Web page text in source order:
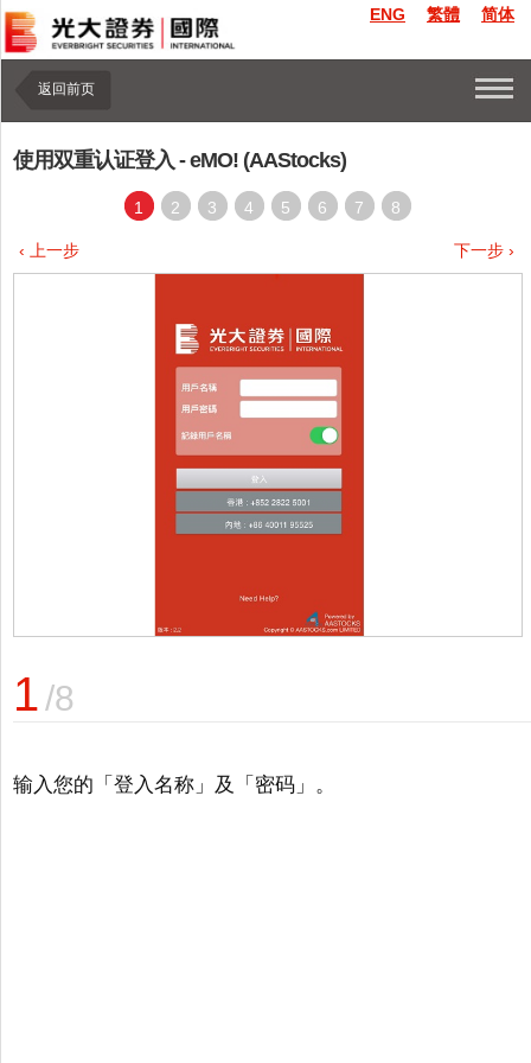
ENG 繁體 简体
返回前页
使用双重认证登入 - eMO! (AAStocks)
1 2 3 4 5 6 7 8
‹ 上一步 下一步 ›
1 /8
输入您的「登入名称」及「密码」。